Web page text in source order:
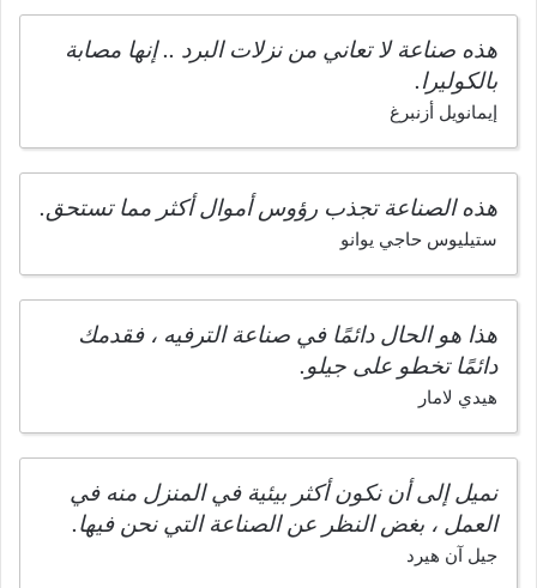
هذه صناعة لا تعاني من نزلات البرد .. إنها مصابة
بالكوليرا.
إيمانويل أزنبرغ
هذه الصناعة تجذب رؤوس أموال أكثر مما تستحق.
ستيليوس حاجي يوانو
هذا هو الحال دائمًا في صناعة الترفيه ، فقدمك
دائمًا تخطو على جيلو.
هيدي لامار
نميل إلى أن نكون أكثر بيئية في المنزل منه في
العمل ، بغض النظر عن الصناعة التي نحن فيها.
جيل آن هيرد